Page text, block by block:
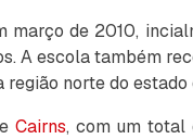
março de 2010,
A escola também
norte do estado
Cairns, com um total